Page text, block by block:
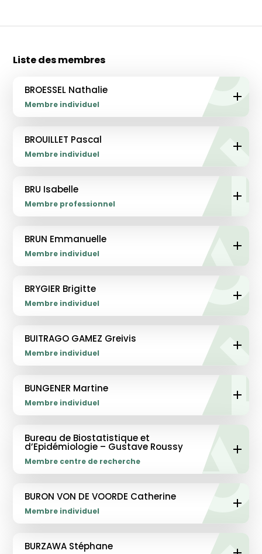
Liste des membres
BROESSEL Nathalie
Membre individuel
BROUILLET Pascal
Membre individuel
BRU Isabelle
Membre professionnel
BRUN Emmanuelle
Membre individuel
BRYGIER Brigitte
Membre individuel
BUITRAGO GAMEZ Greivis
Membre individuel
BUNGENER Martine
Membre individuel
Bureau de Biostatistique et
d’Epidémiologie – Gustave Roussy
Membre centre de recherche
BURON VON DE VOORDE Catherine
Membre individuel
BURZAWA Stéphane